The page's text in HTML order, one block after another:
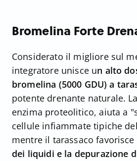
Bromelina Forte
Considerato il migliore sul
integratore unisce un alto
bromelina (5000 GDU) a
potente drenante naturale.
enzima proteolitico, aiuta a
cellule infiammate tipiche
mentre il tarassaco favorisce
dei liquidi e la depurazione